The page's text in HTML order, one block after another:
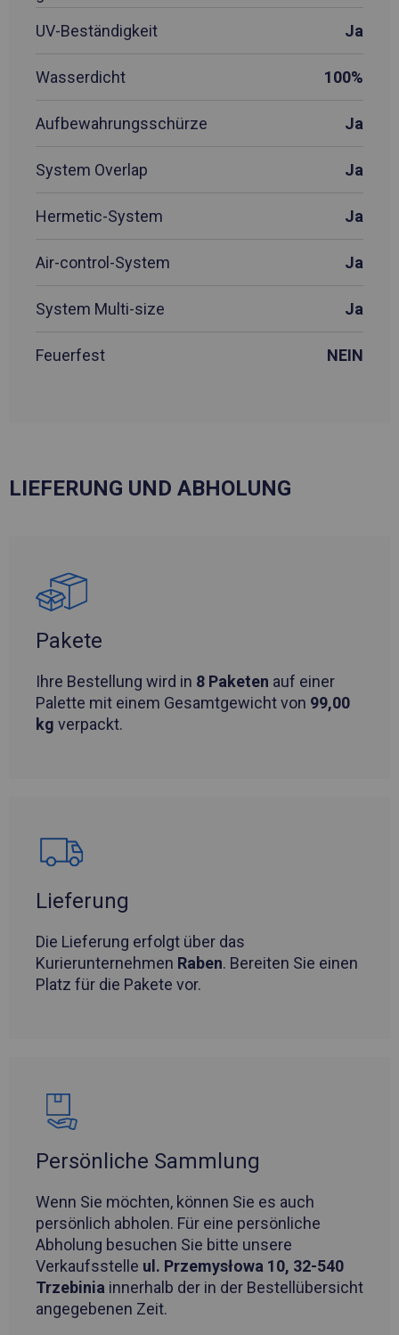
UV-Beständigkeit
Ja
Wasserdicht 100%
Aufbewahrungsschürze Ja
System Overlap Ja
Hermetic-System Ja
Air-control-System Ja
System Multi-size Ja
Feuerfest NEIN
LIEFERUNG UND ABHOLUNG
Pakete
Ihre Bestellung wird in 8 Paketen auf einer
Palette mit einem Gesamtgewicht von 99,00
kg verpackt.
Lieferung
Die Lieferung erfolgt über das
Kurierunternehmen Raben. Bereiten Sie einen
Platz für die Pakete vor.
Persönliche Sammlung
Wenn Sie möchten, können Sie es auch
persönlich abholen. Für eine persönliche
Abholung besuchen Sie bitte unsere
Verkaufsstelle ul. Przemysłowa 10, 32-540
Trzebinia innerhalb der in der Bestellübersicht
angegebenen Zeit.